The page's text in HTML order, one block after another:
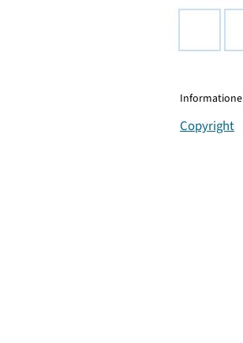
Copyright